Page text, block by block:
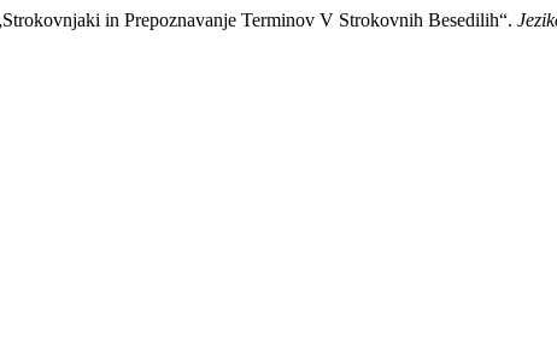
in Prepoznavanje Terminov V Strokovnih Besedilih“.